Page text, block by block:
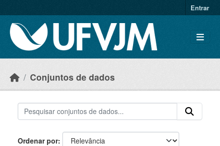
Entrar
Conjuntos de dados
Ordenar por